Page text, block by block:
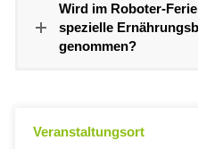
Wird im Roboter-
spezielle
genommen?
Veranstaltungsort